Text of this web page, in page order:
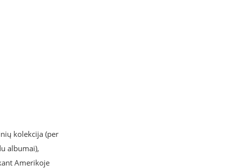
kolekcija (per
albumai),
Amerikoje